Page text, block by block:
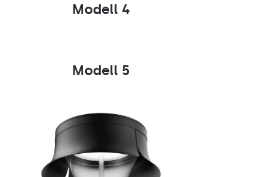
Modell 4
Modell 5